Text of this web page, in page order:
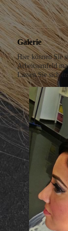
Galerie
Hier können Sie
Arbeitsumfeld
Lassen Sie sich